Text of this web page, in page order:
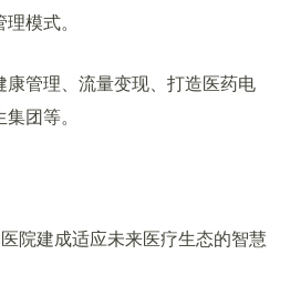
模式。
管理、流量变现、打造医药电
团等。
院建成适应未来医疗生态的智慧